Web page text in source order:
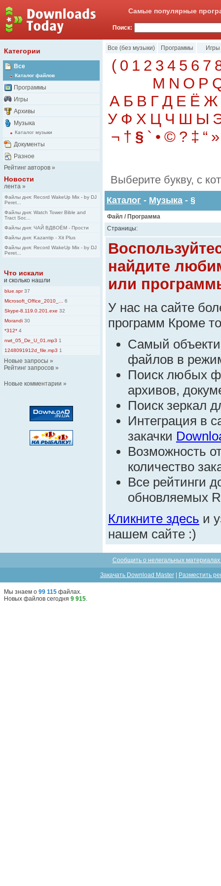
Самые популярные
Поиск:
Категории
Все
Каталог файлов
Программы
Игры
Архивы
Музыка
Каталог музыки
Документы
Разное
Рейтинг авторов »
Новости
лента »
Файлы дня: Record WakeUp Mix - by DJ
Peret...
Файлы дня: Watch Tower Bible and
Tract Soc...
Файлы дня: ЧАЙ ВДВОЁМ - Прости
Файлы дня: Kazantip - Xit Plus
Файлы дня: Record WakeUp Mix - by DJ
Peret...
Что искали
и сколько нашли
blue.spr37
Microsoft_Office_2010_...
6
Skype-8.119.0.201.exe 32
Morandi 30
*312* 4
nwt_05_De_U_01.mp3 1
1248091912d_file.mp3 1
Новые запросы »
Рейтинг запросов »
Новые комментарии »
Все (без музыки) Программы Игры
( 0 1 2 3 4 5 6 7
M N O P
А Б В Г Д Е Ё Ж
У Ф Х Ц Ч Ш Ы
¬ † § ` • © ? ‡ “ »
Выберите букву, с
Каталог - Музыка - §
Файл / Программа
Страницы:
найдите
или
У нас на сайте
программ Кроме
Самый
файлов в
Поиск любых
архивов,
Поиск зеркал
Интеграция в
закачки
Возможность
количество
Все рейтинги
обновляемых
Кликните здесь и
нашем сайте :)
Сообщить о нелегальных
Закачать Download Master| Разместить
Мы знаем о 99 115 файлах.
Новых файлов сегодня 9 915.